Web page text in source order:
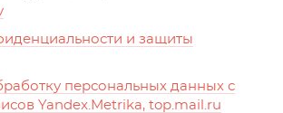
и защиты
персональных данных с
Yandex.Metrika, top.mail.ru